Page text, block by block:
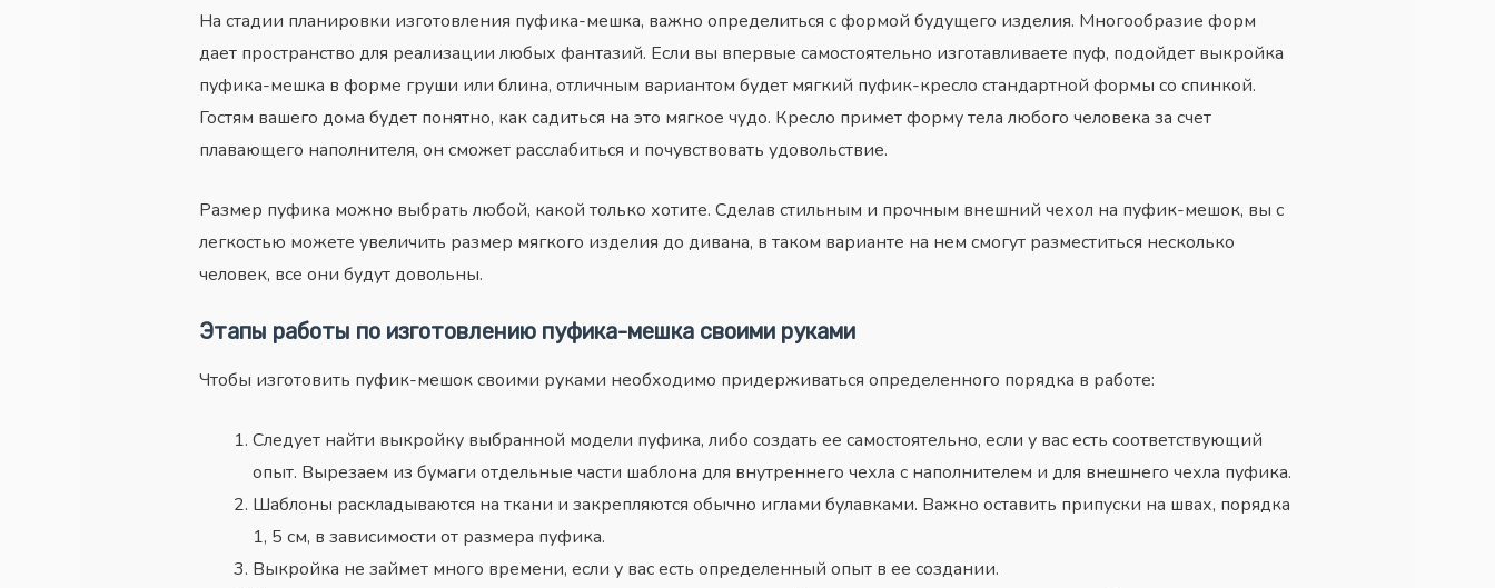
На стадии планировки изготовления пуфика-мешка, важно определиться с формой будущего изделия. Многообразие форм
дает пространство для реализации любых фантазий. Если вы впервые самостоятельно изготавливаете пуф, подойдет выкройка
пуфика-мешка в форме груши или блина, отличным вариантом будет мягкий пуфик-кресло стандартной формы со спинкой.
Гостям вашего дома будет понятно, каксадиться на это мягкое чудо. Кресло примет форму тела любого человека за счет
плавающего наполнителя, он сможет расслабиться и почувствовать удовольствие.
Размер пуфика можно выбрать любой, какой только хотите. Сделав стильным и прочным внешний чехол на пуфик-мешок, вы с
легкостью можете увеличить размер мягкого изделия до дивана, в таком варианте на нем смогут разместиться несколько
человек, все они будут довольны.
Этапы работы по изготовлению пуфика-мешка своими руками
Чтобы изготовить пуфик-мешок своими руками необходимо придерживаться определенного порядка в работе:
Следует найти выкройку выбранной модели пуфика, либо создать ее самостоятельно, если у вас есть соответствующий
опыт. Вырезаем из бумаги отдельные части шаблона для внутреннего чехла с наполнителем и для внешнего чехла пуфика.
Шаблоны раскладываются на ткани и закрепляются обычно иглами булавками. Важно оставить припуски на швах, порядка
1, 5 см, в зависимости от размера пуфика.
Выкройка не займет много времени, если у вас есть определенный опыт в ее создании.